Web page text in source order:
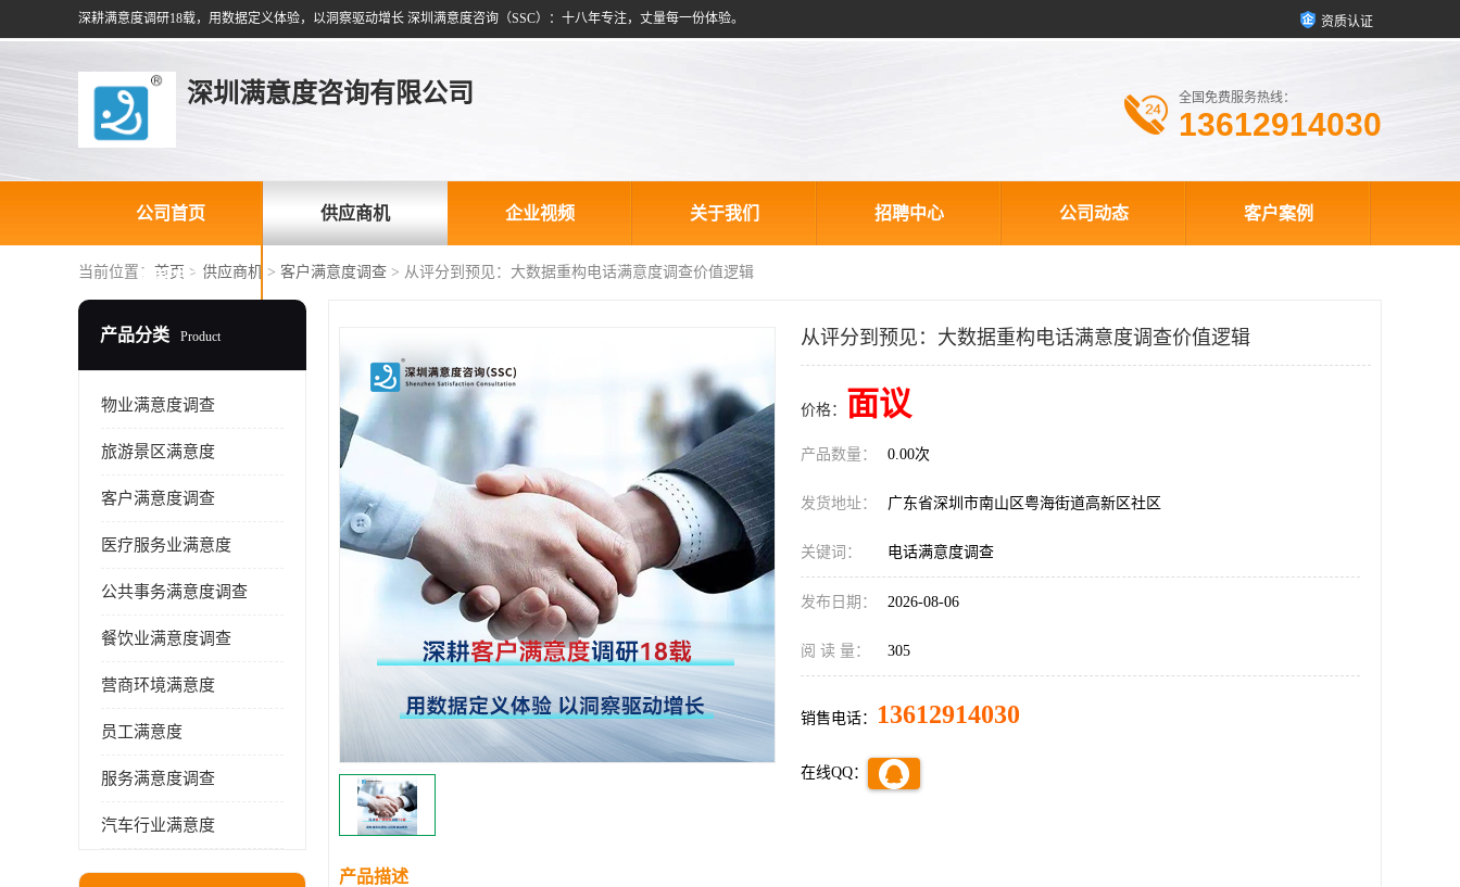
深耕满意度调研18载，用数据定义体验，以洞察驱动增长 深圳满意度咨询（SSC）：十八年专注，丈量每一份体验。 资质认证
深圳满意度咨询有限公司 全国免费服务热线：
13612914030
公司首页 供应商机 企业视频 关于我们 招聘中心 公司动态 客户案例
联系方式
当前位置： 首页 > 供应商机 > 客户满意度调查 > 从评分到预见：大数据重构电话满意度调查价值逻辑
产品分类 Product
物业满意度调查
旅游景区满意度
客户满意度调查
医疗服务业满意度
公共事务满意度调查
餐饮业满意度调查
营商环境满意度
员工满意度
服务满意度调查
汽车行业满意度
从评分到预见：大数据重构电话满意度调查价值逻辑
价格： 面议
产品数量： 0.00次
发货地址： 广东省深圳市南山区粤海街道高新区社区
关键词： 电话满意度调查
发布日期： 2026-08-06
阅 读 量： 305
销售电话： 13612914030
在线QQ：
产品描述